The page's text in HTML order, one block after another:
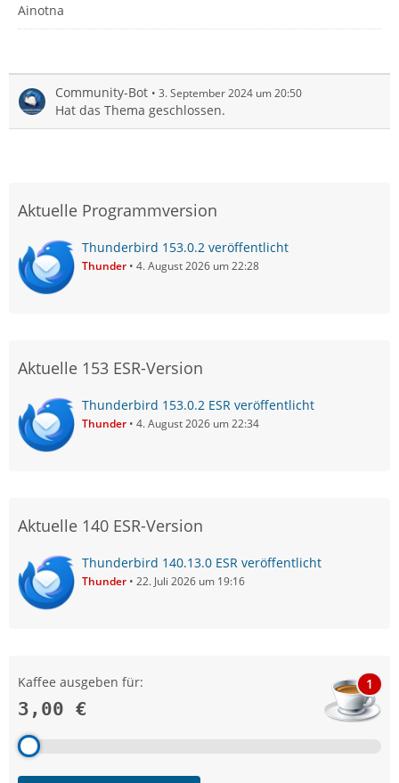
Das muss bei jedem Export erneut gemacht werden.
Natürlich auch merken, in welchen Ordner abgelegt
Diese gewonnenen Adressbuchname.ldif Dateien,
lassen sich in einem restaurierten TB importieren.
Für die Kalender habe ich noch keine Routine im
Ainotna
Community-Bot 3. September 2024 um 20:50
Hat das Thema geschlossen.
Aktuelle Programmversion
Thunderbird 153.0.2 veröffentlicht
Thunder 4. August 2026 um 22:28
Aktuelle 153 ESR-Version
Thunderbird 153.0.2 ESR veröffentlicht
Thunder 4. August 2026 um 22:34
Aktuelle 140 ESR-Version
Thunderbird 140.13.0 ESR veröffentlicht
Thunder 22. Juli 2026 um 19:16
Kaffee ausgeben für:
3,00 €
1